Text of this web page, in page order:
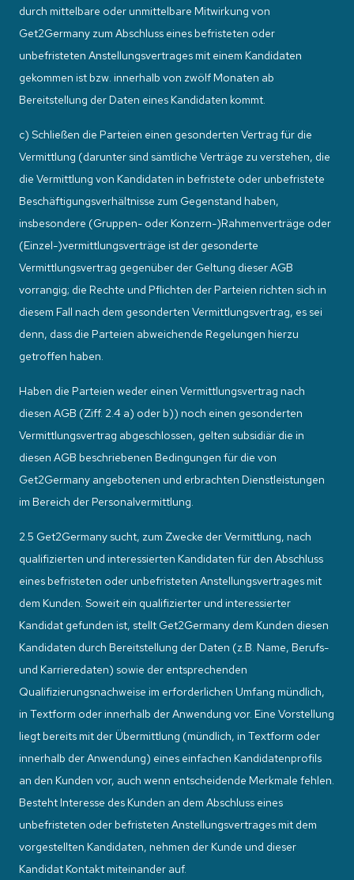
durch mittelbare oder unmittelbare Mitwirkung von
Get2Germany zum Abschluss eines befristeten oder
unbefristeten Anstellungsvertrages mit einem Kandidaten
gekommen ist bzw. innerhalb von zwölf Monaten ab
Bereitstellung der Daten eines Kandidaten kommt.
c) Schließen die Parteien einen gesonderten Vertrag für die
Vermittlung (darunter sind sämtliche Verträge zu verstehen, die
die Vermittlung von Kandidaten in befristete oder unbefristete
Beschäftigungsverhältnisse zum Gegenstand haben,
insbesondere (Gruppen- oder Konzern-)Rahmenverträge oder
(Einzel-)vermittlungsverträge ist der gesonderte
Vermittlungsvertrag gegenüber der Geltung dieser AGB
vorrangig; die Rechte und Pflichten der Parteien richten sich in
diesem Fall nach dem gesonderten Vermittlungsvertrag, es sei
denn, dass die Parteien abweichende Regelungen hierzu
getroffen haben.
Haben die Parteien weder einen Vermittlungsvertrag nach
diesen AGB (Ziff. 2.4 a) oder b)) noch einen gesonderten
Vermittlungsvertrag abgeschlossen, gelten subsidiär die in
diesen AGB beschriebenen Bedingungen für die von
Get2Germany angebotenen und erbrachten Dienstleistungen
im Bereich der Personalvermittlung.
2.5 Get2Germany sucht, zum Zwecke der Vermittlung, nach
qualifizierten und interessierten Kandidaten für den Abschluss
eines befristeten oder unbefristeten Anstellungsvertrages mit
dem Kunden. Soweit ein qualifizierter und interessierter
Kandidat gefunden ist, stellt Get2Germany dem Kunden diesen
Kandidaten durch Bereitstellung der Daten (z.B. Name, Berufs-
und Karrieredaten) sowie der entsprechenden
Qualifizierungsnachweise im erforderlichen Umfang mündlich,
in Textform oder innerhalb der Anwendung vor. Eine Vorstellung
liegt bereits mit der Übermittlung (mündlich, in Textform oder
innerhalb der Anwendung) eines einfachen Kandidatenprofils
an den Kunden vor, auch wenn entscheidende Merkmale fehlen.
Besteht Interesse des Kunden an dem Abschluss eines
unbefristeten oder befristeten Anstellungsvertrages mit dem
vorgestellten Kandidaten, nehmen der Kunde und dieser
Kandidat Kontakt miteinander auf.